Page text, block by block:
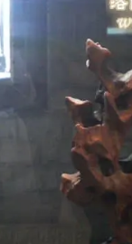
06-15
2019第
2019-04-27 5.19